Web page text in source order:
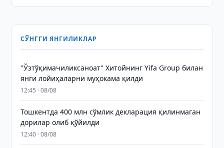
СЎНГГИ ЯНГИЛИКЛАР
"Ўзтўқимачиликсаноат" Хитойнинг Yifa Group билан
янги лойиҳаларни муҳокама қилди
12:45 · 08/08
Тошкентда 400 млн сўмлик декларация қилинмаган
дорилар олиб қўйилди
12:40 · 08/08